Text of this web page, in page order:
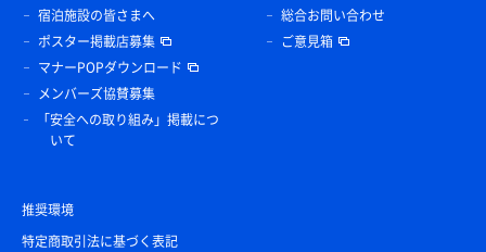
宿泊施設の皆さまへ
ポスター掲載店募集
マナーPOPダウンロード
メンバーズ協賛募集
「安全への取り組み」掲載につ
いて
総合お問い合わせ
ご意見箱
推奨環境
特定商取引法に基づく表記